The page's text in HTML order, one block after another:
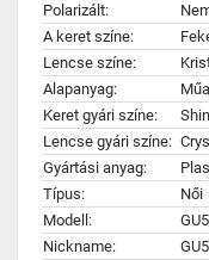
Polarizált:
A keret színe:
Lencse színe:
Alapanyag:
Keret gyári színe:
Lencse gyári színe:
Gyártási anyag:
Típus:
Női
Modell:
Nickname: